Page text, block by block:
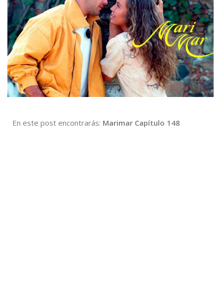
En este post encontrarás: Marimar Capítulo 148